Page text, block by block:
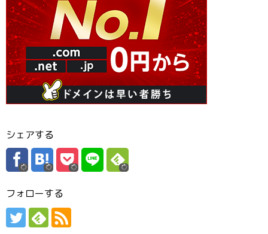
シェアする
フォローする